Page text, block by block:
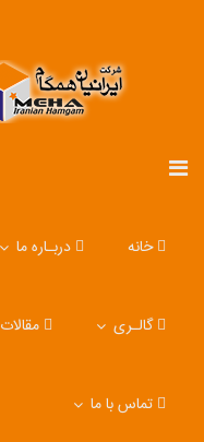
خانه دربـاره ما
گالـری مقالات
تماس با ما